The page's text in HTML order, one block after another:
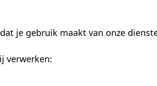
je gebruik maakt van onze
verwerken: